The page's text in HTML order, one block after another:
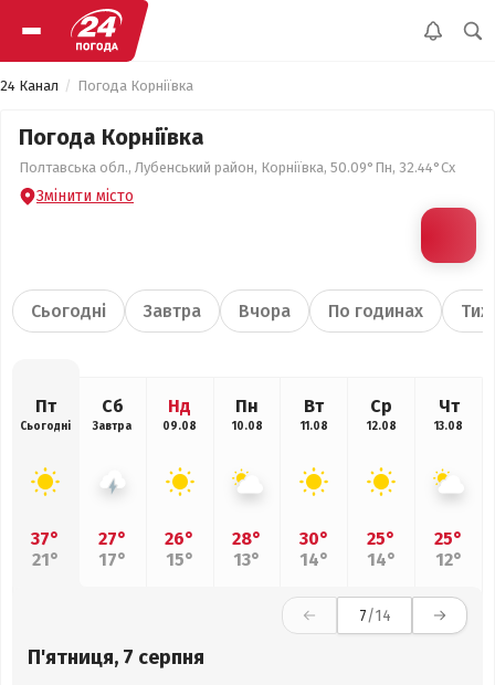
24 Канал Погода Корніївка
Погода Корніївка
Полтавська обл., Лубенський район, Корніївка, 50.09°Пн, 32.44°Сх
Змінити місто
Сьогодні Завтра Вчора По годинах
Пт
Сьогодні
37°
21°
Сб
Завтра
27°
17°
Нд
09.08
26°
15°
Пн
10.08
28°
13°
Вт
11.08
30°
14°
Ср
12.08
25°
14°
Чт
13.08
25°
12°
7/14
П'ятниця, 7 серпня